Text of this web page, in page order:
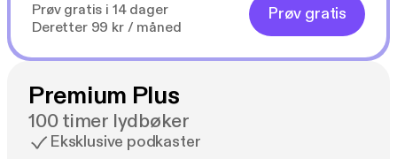
Prøv gratis i 14 dager
Deretter 99 kr / måned
Prøv gratis
Premium Plus
100 timer lydbøker
Eksklusive podkaster